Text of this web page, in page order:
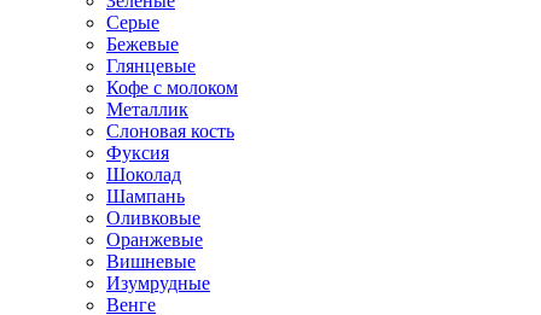
Серые
Бежевые
Глянцевые
Кофе с молоком
Металлик
Слоновая кость
Фуксия
Шоколад
Шампань
Оливковые
Оранжевые
Вишневые
Изумрудные
Венге